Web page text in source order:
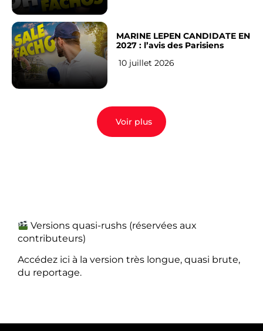
MARINE LEPEN CANDIDATE EN
2027 : l’avis des Parisiens
10 juillet 2026
Voir plus
Versions quasi-rushs (réservées aux
contributeurs)
Accédez ici à la version très longue, quasi brute,
du reportage.